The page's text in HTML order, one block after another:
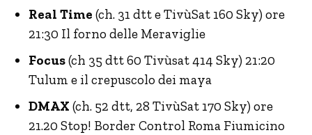
Real Time (ch. 31 dtt e TivùSat 160 Sky) ore
21:30 Il forno delle Meraviglie
Focus(ch 35 dtt 60 Tivùsat 414 Sky) 21:20
Tulum e il crepuscolo dei maya
DMAX (ch. 52 dtt, 28 TivùSat 170 Sky) ore
21.20 Stop! Border Control Roma Fiumicino